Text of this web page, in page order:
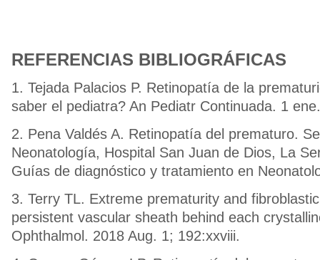
REFERENCIAS BIBLIOGRÁFICAS
1. Tejada Palacios P. Retinopatía de la
saber el pediatra? An Pediatr Continuada. 1
2. Pena Valdés A. Retinopatía del prematuro.
Neonatología, Hospital San Juan de Dios, La
Guías de diagnóstico y tratamiento en
3. Terry TL. Extreme prematurity and
persistent vascular sheath behind each
Ophthalmol. 2018 Aug. 1; 192:xxviii.